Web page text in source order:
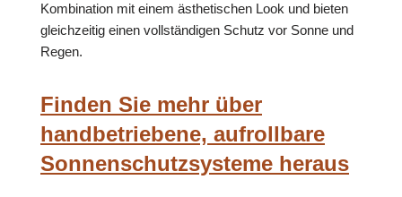
Kombination mit einem ästhetischen Look und bieten
gleichzeitig einen vollständigen Schutz vor Sonne und
Regen.
Finden Sie mehr über
handbetriebene, aufrollbare
Sonnenschutzsysteme heraus